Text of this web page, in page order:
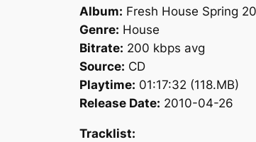
Album: Fresh House Spring
Genre: House
Bitrate: 200 kbps avg
Source: CD
Playtime: 01:17:32 (118.MB)
Release Date: 2010-04-26
Tracklist: